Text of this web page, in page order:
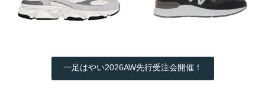
一足はやい2026AW先行受注会開催！